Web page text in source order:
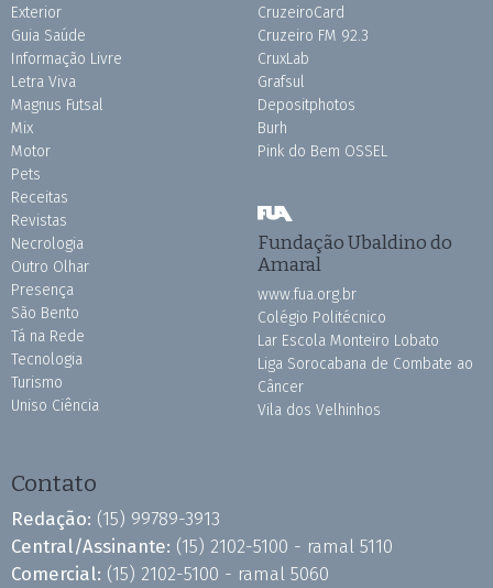
Exterior
Guia Saúde
Informação Livre
Letra Viva
Magnus Futsal
Mix
Motor
Pets
Receitas
Revistas
Necrologia
Outro Olhar
Presença
São Bento
Tá na Rede
Tecnologia
Turismo
Uniso Ciência
CruzeiroCard
Cruzeiro FM 92.3
CruxLab
Grafsul
Depositphotos
Burh
Pink do Bem OSSEL
Fundação Ubaldino do
Amaral
www.fua.org.br
Colégio Politécnico
Lar Escola Monteiro Lobato
Liga Sorocabana de Combate ao
Câncer
Vila dos Velhinhos
Contato
Redação: (15) 99789-3913
Central/Assinante: (15) 2102-5100 - ramal 5110
Comercial: (15) 2102-5100 - ramal 5060